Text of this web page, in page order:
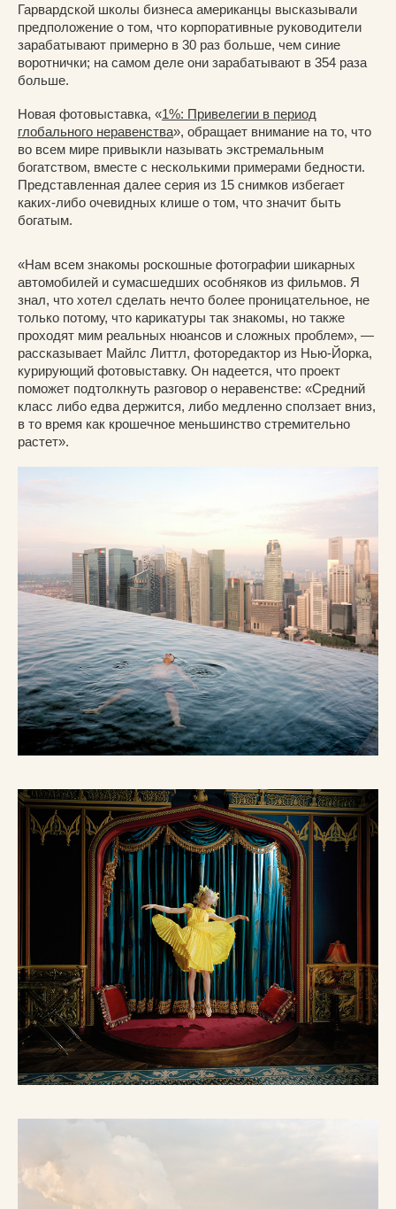
Гарвардской школы бизнеса американцы высказывали
предположение о том, что корпоративные руководители
зарабатывают примерно в 30 раз больше, чем синие
воротнички; на самом деле они зарабатывают в 354 раза
больше.
Новая фотовыставка, «1%: Привелегии в период
глобального неравенства», обращает внимание на то, что
во всем мире привыкли называть экстремальным
богатством, вместе с несколькими примерами бедности.
Представленная далее серия из 15 снимков избегает
каких-либо очевидных клише о том, что значит быть
богатым.
«Нам всем знакомы роскошные фотографии шикарных
автомобилей и сумасшедших особняков из фильмов. Я
знал, что хотел сделать нечто более проницательное, не
только потому, что карикатуры так знакомы, но также
проходят мим реальных нюансов и сложных проблем», —
рассказывает Майлс Литтл, фоторедактор из Нью-Йорка,
курирующий фотовыставку. Он надеется, что проект
поможет подтолкнуть разговор о неравенстве: «Средний
класс либо едва держится, либо медленно сползает вниз,
в то время как крошечное меньшинство стремительно
растет».